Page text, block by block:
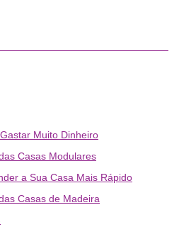
Muito Dinheiro
Casas Modulares
a Sua Casa Mais Rápido
Casas de Madeira